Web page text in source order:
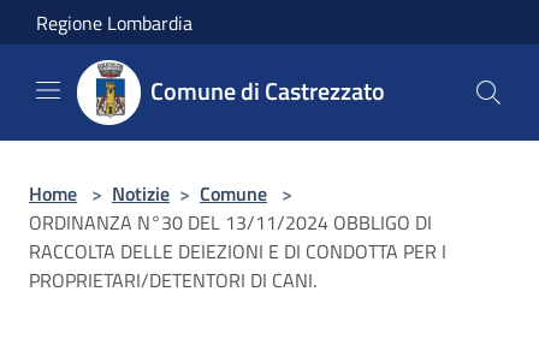
Salta al contenuto principale
Regione Lombardia
Comune di Castrezzato
Home > Notizie > Comune >
ORDINANZA N°30 DEL 13/11/2024 OBBLIGO DI
RACCOLTA DELLE DEIEZIONI E DI CONDOTTA PER I
PROPRIETARI/DETENTORI DI CANI.